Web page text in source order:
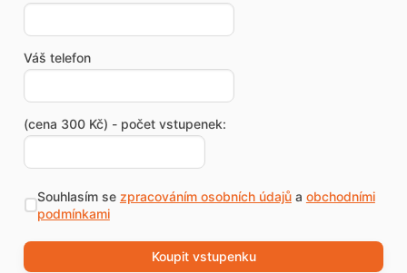
Váš telefon
(cena 300 Kč) - počet vstupenek:
Souhlasím se zpracováním osobních údajůa obchodními
podmínkami
Koupit vstupenku